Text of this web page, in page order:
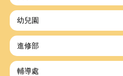
幼兒園
進修部
輔導處